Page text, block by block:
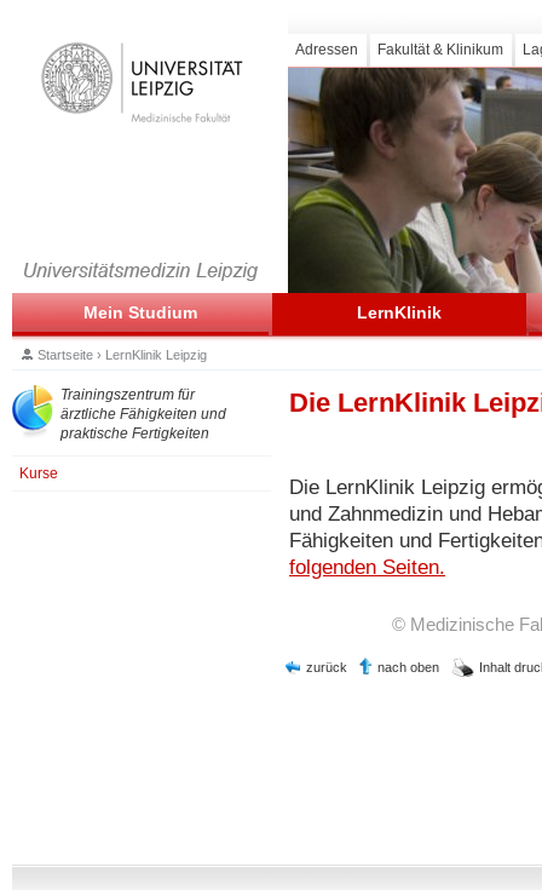
Adressen Fakultät & Klinikum
Mein Studium LernKlinik
Startseite› LernKlinik Leipzig
Trainingszentrum für
ärztliche Fähigkeiten und
praktische Fertigkeiten
Kurse
Die LernKlinik
Die LernKlinik Leipzig
und Zahnmedizin und
Fähigkeiten und
folgenden Seiten.
© Medizinische
zurück nach oben Inhalt